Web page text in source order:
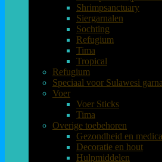
Shrimpsanctuary
Siergarnalen
Sochting
Refugium
Tima
Tropical
Refugium
Speciaal voor Sulawesi
Voer
Voer Sticks
Tima
Overige toebehoren
Gezondheid en
Decoratie en hout
Hulpmiddelen